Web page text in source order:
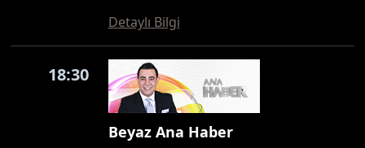
Detaylı Bilgi
18:30
Beyaz Ana Haber